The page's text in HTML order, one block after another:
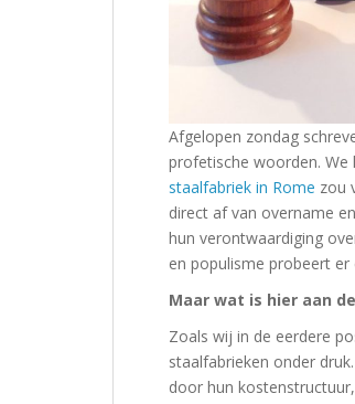
Afgelopen zondag
profetische woorden. We
staalfabriek in Rome zou
direct af van overname
hun verontwaardiging
en populisme probeert
Maar wat is hier aan
Zoals wij in de eerdere
staalfabrieken onder
door hun